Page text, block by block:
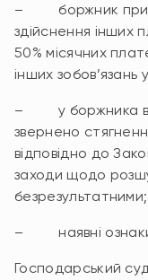
– боржник
здійснення інших
50% місячних
інших зобов’язань
– у боржника
звернено
відповідно до
заходи щодо
безрезультатними;
– наявні ознаки
Господарський